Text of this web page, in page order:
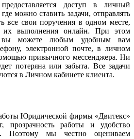
доступ в личный
можно ставить задачи, отправлять
все свои поручения в одном месте,
их выполнения онлайн. При этом
вы можете любым удобным вам
электронной почте, в личном
привычного мессенджера. Ни
потеряна или забыта. Все задачи
в Личном кабинете клиента.
Юридической фирмы «Двитекс»
работы и удобство
Поэтому мы честно оцениваем